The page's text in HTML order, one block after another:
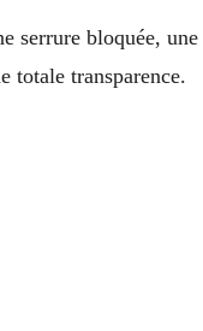
serrure bloquée,
totale transparence.